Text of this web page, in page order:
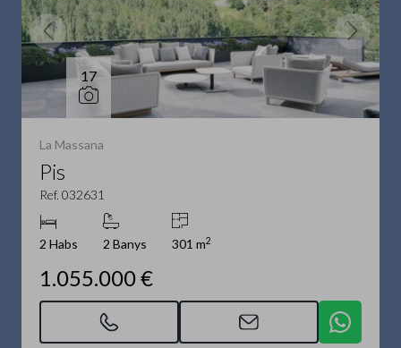
17
La Massana
Pis
Ref. 032631
2 Habs 2 Banys 301 m2
1.055.000 €